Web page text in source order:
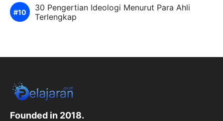
30 Pengertian Ideologi Menurut Para Ahli
Terlengkap
Founded in 2018.